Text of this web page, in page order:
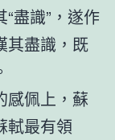
盡識”，遂作
其盡識，既
感佩上，蘇
軾最有領